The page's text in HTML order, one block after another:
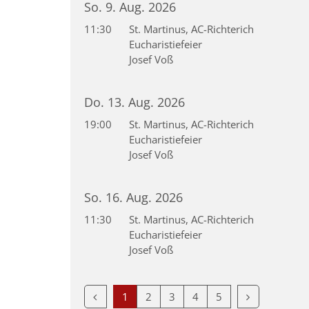
So. 9. Aug. 2026
11:30
St. Martinus, AC-Richterich
Eucharistiefeier
Josef Voß
Do. 13. Aug. 2026
19:00
St. Martinus, AC-Richterich
Eucharistiefeier
Josef Voß
So. 16. Aug. 2026
11:30
St. Martinus, AC-Richterich
Eucharistiefeier
Josef Voß
Vorherige Seite
1 2 3 4 5 Nächste Seite